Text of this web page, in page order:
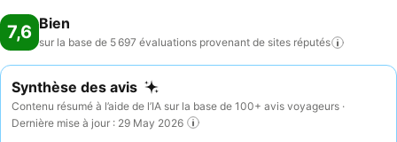
7,6 Bien
sur la base de 5 697 évaluations provenant de sites réputés
Synthèse des avis
Contenu résumé à l’aide de l’IA sur la base de 100+ avis voyageurs ·
Dernière mise à jour : 29 May 2026